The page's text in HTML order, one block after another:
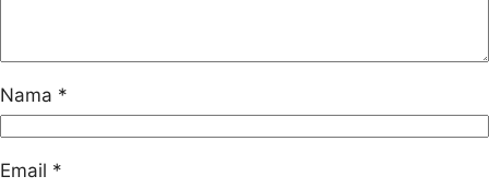
Nama *
Email *